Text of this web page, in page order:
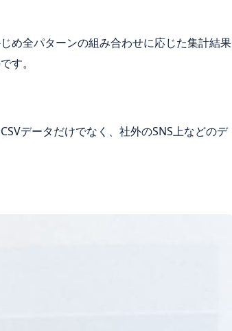
め全パターンの組み合わせに応じた集計結果
す。
データだけでなく、社外のSNS上などのデ